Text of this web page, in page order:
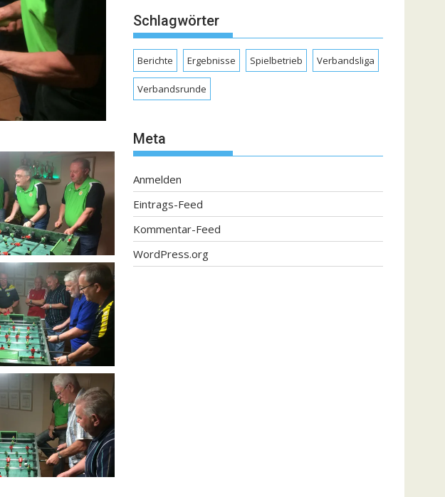
Schlagwörter
Berichte Ergebnisse Spielbetrieb Verbandsliga
Verbandsrunde
Meta
Anmelden
Eintrags-Feed
Kommentar-Feed
WordPress.org